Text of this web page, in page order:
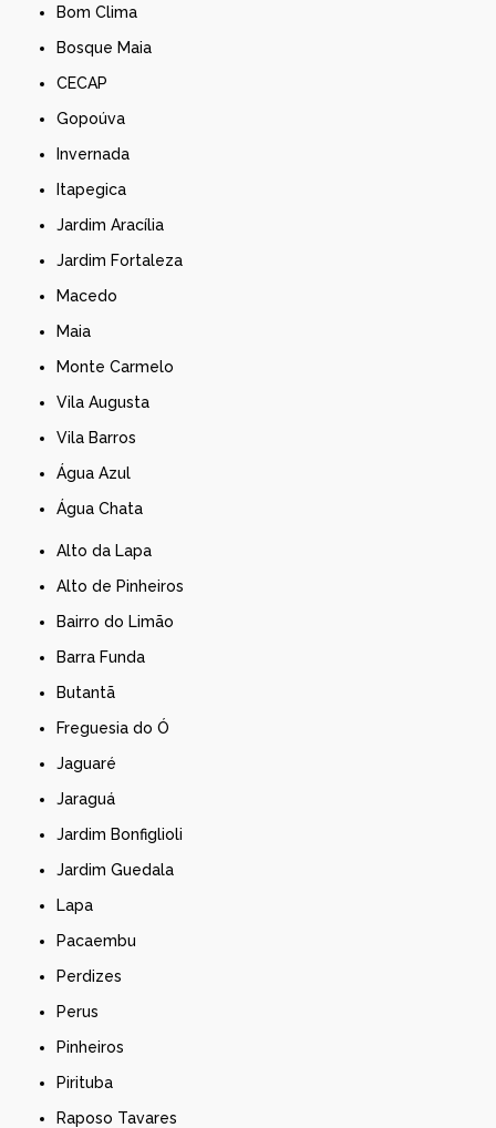
Bom Clima
Bosque Maia
CECAP
Gopoúva
Invernada
Itapegica
Jardim Aracília
Jardim Fortaleza
Macedo
Maia
Monte Carmelo
Vila Augusta
Vila Barros
Água Azul
Água Chata
Alto da Lapa
Alto de Pinheiros
Bairro do Limão
Barra Funda
Butantã
Freguesia do Ó
Jaguaré
Jaraguá
Jardim Bonfiglioli
Jardim Guedala
Lapa
Pacaembu
Perdizes
Perus
Pinheiros
Pirituba
Raposo Tavares